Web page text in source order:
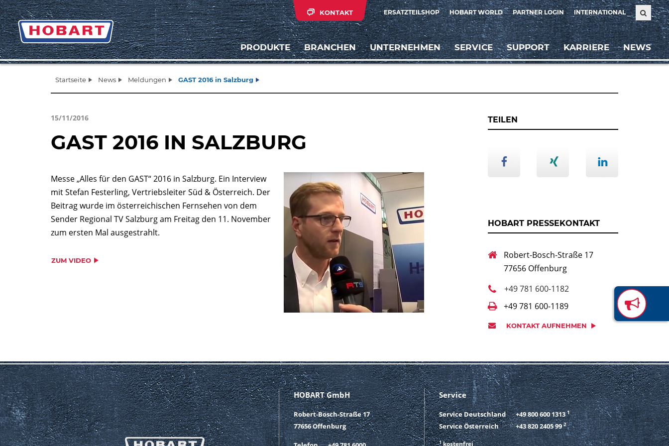
ERSATZTEILSHOP HOBART WORLD PARTNER LOGIN INTERNATIONAL
KONTAKT
PRODUKTE BRANCHEN UNTERNEHMEN SERVICE SUPPORT KARRIERE NEWS
Startseite News Meldungen GAST 2016 in Salzburg
15/11/2016
GAST 2016 IN SALZBURG
Messe „Alles für den GAST“ 2016 in Salzburg. Ein Interview
mit Stefan Festerling, Vertriebsleiter Süd & Österreich. Der
Beitrag wurde im österreichischen Fernsehen von dem
Sender Regional TV Salzburg am Freitag den 11. November
zum ersten Mal ausgestrahlt.
ZUM VIDEO
TEILEN
HOBART PRESSEKONTAKT
Robert-Bosch-Straße 17
77656 Offenburg
+49 781 600-1182
+49 781 600-1189
KONTAKT AUFNEHMEN
HOBART GmbH
Robert-Bosch-Straße 17
77656 Offenburg
Service
Service Deutschland +49 800 600 1313 1
Service Österreich +43 820 2405 99 2
1kostenfrei